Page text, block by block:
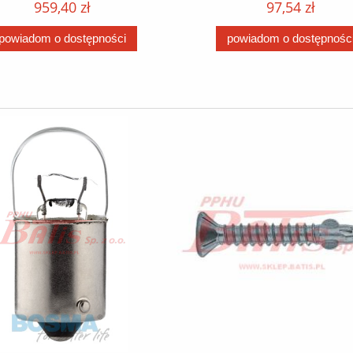
959,40 zł
powiadom o dostępności
FUSION; MAZDA 2;
1007, 107, 206, 206+,
BIPPER 1.4D 09.01-
97,54 zł
powiadom o